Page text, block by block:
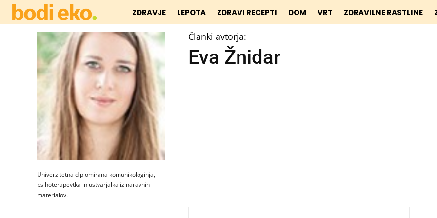
ZDRAVJE LEPOTA ZDRAVI RECEPTI DOM VRT ZDRAVILNE RASTLINE
Univerzitetna diplomirana komunikologinja,
psihoterapevtka in ustvarjalka iz naravnih
materialov.
Članki avtorja:
Eva Žnidar